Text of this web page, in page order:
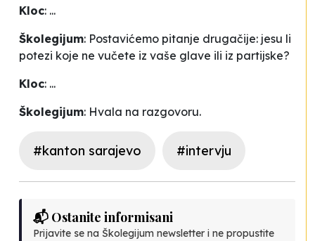
Kloc: ...
Školegijum: Postavićemo pitanje drugačije: jesu li
potezi koje ne vučete iz vaše glave ili iz partijske?
Kloc: ...
Školegijum: Hvala na razgovoru.
#kanton sarajevo #intervju
📬 Ostanite informisani
Prijavite se na Školegijum newsletter i ne propustite